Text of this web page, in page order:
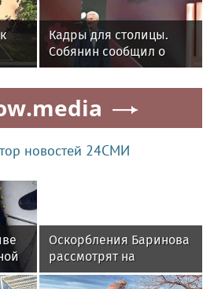
Кадры для столицы.
Собянин сообщил о
практике студентов в
ведущих компаниях
новостей 24СМИ
Оскорбления Баринова
рассмотрят на
заседании КДК РФС